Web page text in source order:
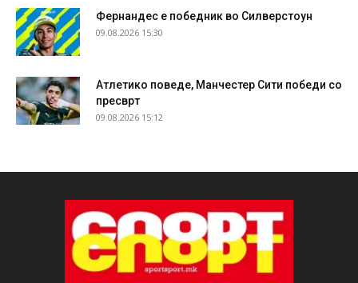
Фернандес е победник во Силверстоун
09.08.2026 15:30
Атлетико поведе, Манчестер Сити победи со
пресврт
09.08.2026 15:12